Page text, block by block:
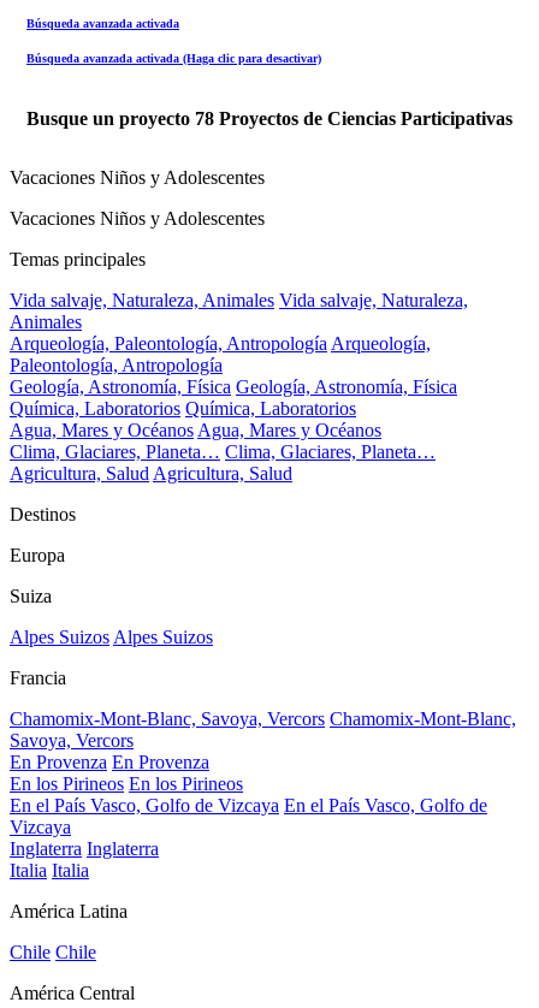
Búsqueda avanzada activada
Búsqueda avanzada activada (Haga clic para desactivar)
Busque un proyecto 78 Proyectos de Ciencias Participativas
Vacaciones Niños y Adolescentes
Vacaciones Niños y Adolescentes
Temas principales
Vida salvaje, Naturaleza, Animales Vida salvaje, Naturaleza,
Animales
Arqueología, Paleontología, AntropologíaArqueología,
Paleontología, Antropología
Geología, Astronomía, Física Geología, Astronomía, Física
Química, Laboratorios Química, Laboratorios
Agua, Mares y OcéanosAgua, Mares y Océanos
Clima, Glaciares, Planeta… Clima, Glaciares, Planeta…
Agricultura, SaludAgricultura, Salud
Destinos
Europa
Suiza
Alpes SuizosAlpes Suizos
Francia
Chamomix-Mont-Blanc, Savoya, Vercors Chamomix-Mont-Blanc,
Savoya, Vercors
En Provenza En Provenza
En los Pirineos En los Pirineos
En el País Vasco, Golfo de Vizcaya En el País Vasco, Golfo de
Vizcaya
Inglaterra Inglaterra
Italia Italia
América Latina
Chile Chile
América Central